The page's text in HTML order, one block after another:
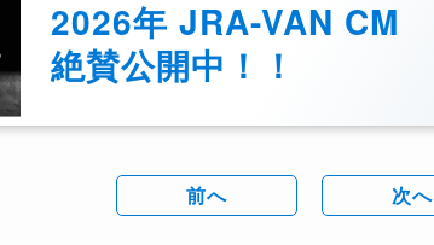
2026年 JRA-VAN CM
絶賛公開中！！
前へ 次へ